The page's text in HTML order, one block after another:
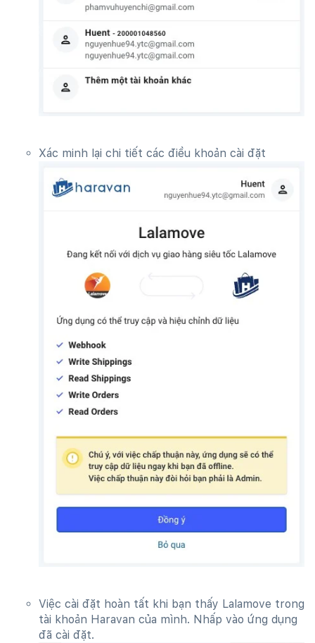
Xác minh lại chi tiết các điều khoản cài đặt
Việc cài đặt hoàn tất khi bạn thấy Lalamove trong
tài khoản Haravan của mình. Nhấp vào ứng dụng
đã cài đặt.